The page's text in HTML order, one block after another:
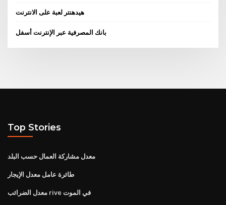
هيدهنتر لعبة على الانترنت
بانك المصرفية عبر الإنترنت أسفل
Top Stories
معدل مشاركة العمال حسب البلد
طائرة عامل معدل الإيجار
معدل الضرائب rive في الموت